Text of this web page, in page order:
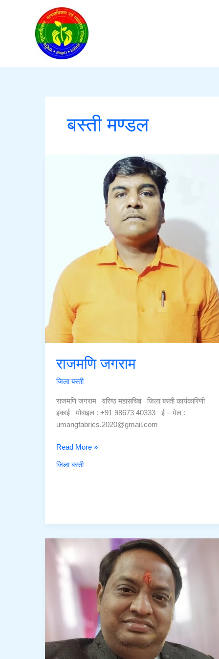
बस्ती मण्डल
राजमणि जगराम
जिला बस्ती
राजमणि जगराम वरिष्ठ महासचिव जिला बस्ती कार्यकारिणी
इकाई मोबाइल : +91 98673 40333 ई – मेल :
umangfabrics.2020@gmail.com
राजमणि
Read More »
जिला बस्ती